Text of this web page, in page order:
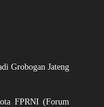
Grobogan Jateng
FPRNI (Forum